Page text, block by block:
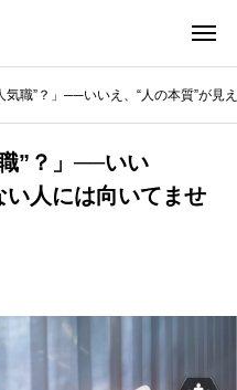
気職”？」──いいえ、“人の本質”が見
”？」──いい
い人には向いてませ